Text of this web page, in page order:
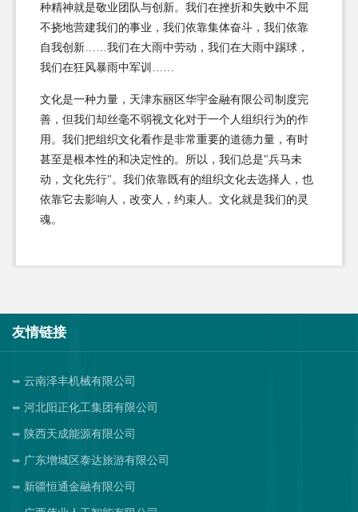
种精神就是敬业团队与创新。我们在挫折和失败中不屈
不挠地营建我们的事业，我们依靠集体奋斗，我们依靠
自我创新……我们在大雨中劳动，我们在大雨中踢球，
我们在狂风暴雨中军训……
文化是一种力量，天津东丽区华宇金融有限公司制度完
善，但我们却丝毫不弱视文化对于一个人组织行为的作
用。我们把组织文化看作是非常重要的道德力量，有时
甚至是根本性的和决定性的。所以，我们总是"兵马未
动，文化先行"。我们依靠既有的组织文化去选择人，也
依靠它去影响人，改变人，约束人。文化就是我们的灵
魂。
友情链接
云南泽丰机械有限公司
河北阳正化工集团有限公司
陕西天成能源有限公司
广东增城区泰达旅游有限公司
新疆恒通金融有限公司